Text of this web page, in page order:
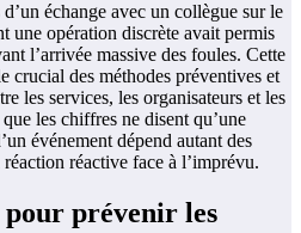
échange avec un collègue sur le
une opération discrète avait permis
l’arrivée massive des foules. Cette
crucial des méthodes préventives et
les services, les organisateurs et les
les chiffres ne disent qu’une
événement dépend autant des
réactive face à l’imprévu.
pour prévenir les